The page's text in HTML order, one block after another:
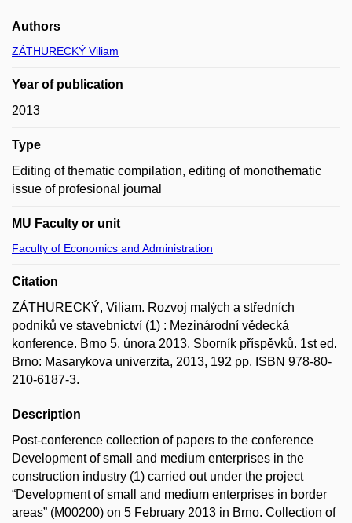
Authors
ZÁTHURECKÝ Viliam
Year of publication
2013
Type
Editing of thematic compilation, editing of monothematic
issue of profesional journal
MU Faculty or unit
Faculty of Economics and Administration
Citation
ZÁTHURECKÝ, Viliam. Rozvoj malých a středních
podniků ve stavebnictví (1) : Mezinárodní vědecká
konference. Brno 5. února 2013. Sborník příspěvků. 1st ed.
Brno: Masarykova univerzita, 2013, 192 pp. ISBN 978-80-
210-6187-3.
Description
Post-conference collection of papers to the conference
Development of small and medium enterprises in the
construction industry (1) carried out under the project
“Development of small and medium enterprises in border
areas” (M00200) on 5 February 2013 in Brno. Collection of